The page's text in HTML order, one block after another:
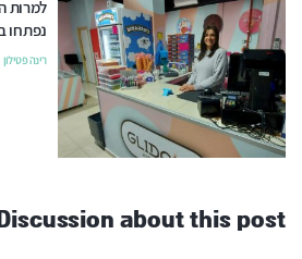
נפתחו
רינה פטילון
about this post